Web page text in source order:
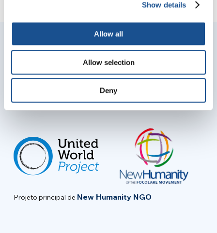
Show details
Allow all
Allow selection
Deny
Junte-se à sua comunidade para
receber atualizações
Projeto principal de New Humanity NGO